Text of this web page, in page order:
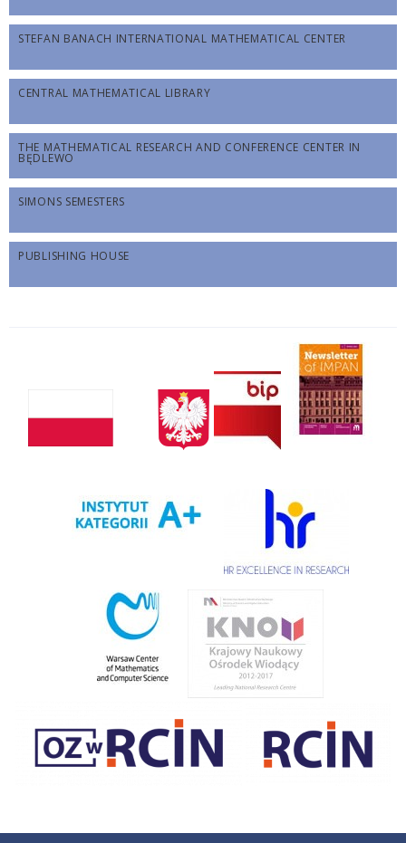
STEFAN BANACH INTERNATIONAL MATHEMATICAL CENTER
CENTRAL MATHEMATICAL LIBRARY
THE MATHEMATICAL RESEARCH AND CONFERENCE CENTER IN
BĘDLEWO
SIMONS SEMESTERS
PUBLISHING HOUSE